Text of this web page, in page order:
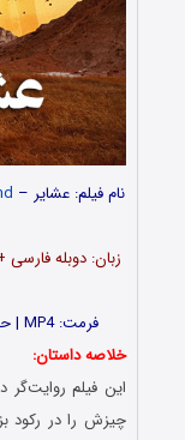
نام فیلم: عشایر –
فرمت: MP4 | حجم: متفاوت با هر کیفیت | امتیاز: 7.7 از 10
خلاصه داستان:
این فیلم
چیزش را در رکود